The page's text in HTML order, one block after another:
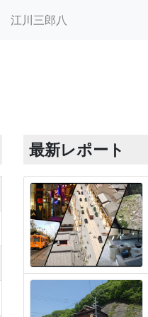
江川三郎八
最新レポート